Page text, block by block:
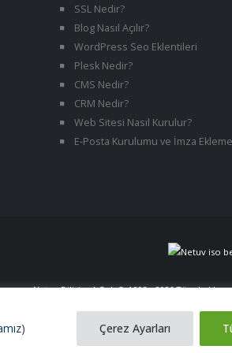
) Çerez Ayarları
SSL Nedir?
Blog Nasıl Açılır?
WordPress Seo Eklentileri
Plesk Nedir?
CMS Nedir?
CRM Nedir?
Web Sitesi Nasıl Kurulur?
E-Posta Kurulumu ve İmza Ekleme
Netuv Bilişim A.Ş. | © 1998 - 2026 Tüm hakları
versiyon